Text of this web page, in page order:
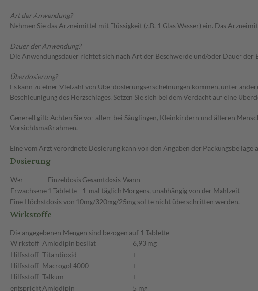
Art der Anwendung?
Nehmen Sie das Arzneimittel mit Flüssigkeit (z.B. 1 Glas Wasser) ein. Das
Dauer der Anwendung?
Die Anwendungsdauer richtet sich nach Art der Beschwerde und/oder Dauer
Überdosierung?
Es kann zu einer Vielzahl von Überdosierungserscheinungen kommen, unter
Beschleunigung des Herzschlages. Setzen Sie sich bei dem Verdacht auf eine
Generell gilt: Achten Sie vor allem bei Säuglingen, Kleinkindern und älteren
Vorsichtsmaßnahmen.
Eine vom Arzt verordnete Dosierung kann von den Angaben der
Dosierung
Wer Einzeldosis Gesamtdosis Wann
Erwachsene 1 Tablette 1-mal täglich Morgens, unabhängig von der Mahlzeit
Eine Höchstdosis von 10mg/320mg/25mg sollte nicht überschritten werden.
Wirkstoffe
Die angegebenen Mengen sind bezogen auf 1 Tablette
Wirkstoff Amlodipin besilat
6,93 mg
Hilfsstoff Titandioxid
+
Hilfsstoff Macrogol 4000
+
Hilfsstoff Talkum
+
entsprichtAmlodipin
5 mg